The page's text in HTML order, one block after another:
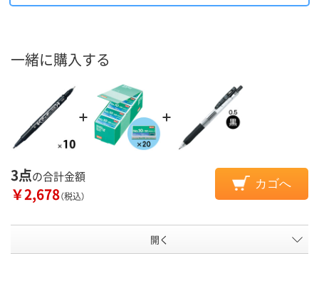
一緒に購入する
3点の合計金額
￥2,678（税込）
カゴへ
開く